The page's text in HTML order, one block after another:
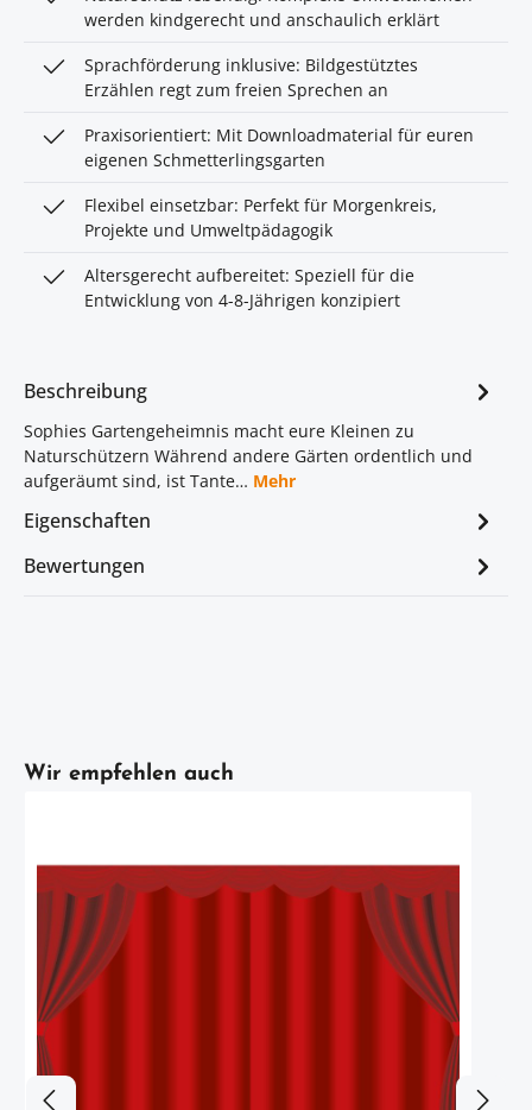
werden kindgerecht und anschaulich erklärt
Sprachförderung inklusive: Bildgestütztes
Erzählen regt zum freien Sprechen an
Praxisorientiert: Mit Downloadmaterial für euren
eigenen Schmetterlingsgarten
Flexibel einsetzbar: Perfekt für Morgenkreis,
Projekte und Umweltpädagogik
Altersgerecht aufbereitet: Speziell für die
Entwicklung von 4-8-Jährigen konzipiert
Beschreibung
Sophies Gartengeheimnis macht eure Kleinen zu
Naturschützern Während andere Gärten ordentlich und
aufgeräumt sind, ist Tante… Mehr
Eigenschaften
Bewertungen
Artikelgalerie überspringen
Wir empfehlen auch